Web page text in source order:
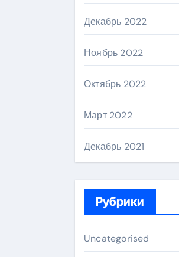
Декабрь 2022
Ноябрь 2022
Октябрь 2022
Март 2022
Декабрь 2021
Рубрики
Uncategorised